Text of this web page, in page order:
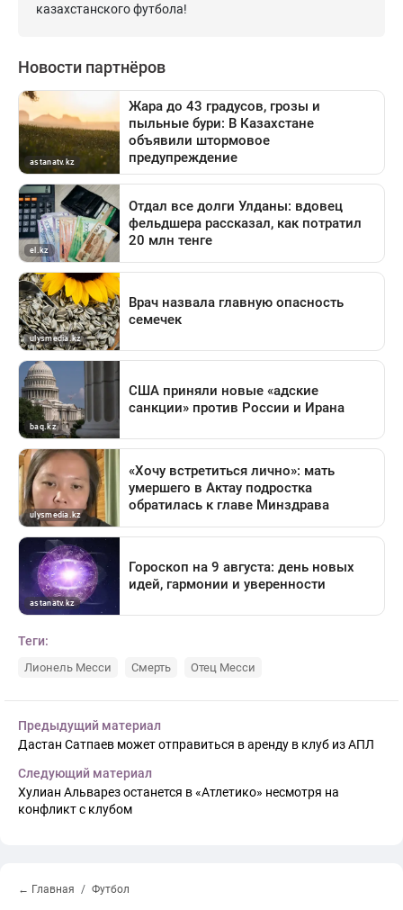
казахстанского футбола!
Теги:
Лионель Месси Смерть Отец Месси
Предыдущий материал
Дастан Сатпаев может отправиться в аренду в клуб из АПЛ
Следующий материал
Хулиан Альварез останется в «Атлетико» несмотря на
конфликт с клубом
← Главная Футбол